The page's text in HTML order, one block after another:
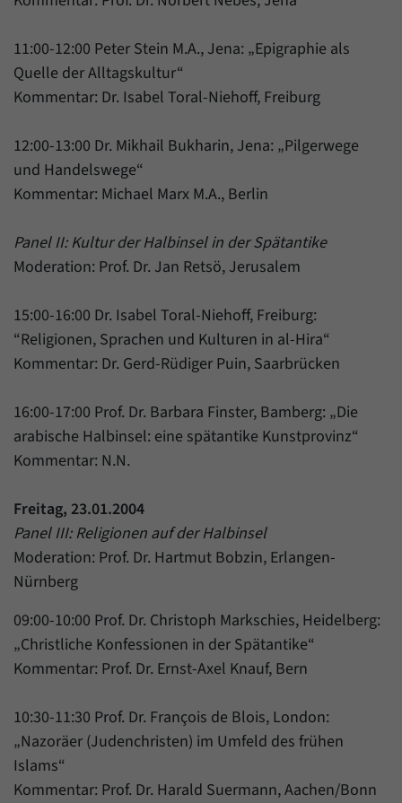
11:00-12:00 Peter Stein M.A., Jena: „Epigraphie als
Quelle der Alltagskultur“
Kommentar: Dr. Isabel Toral-Niehoff, Freiburg
12:00-13:00 Dr. Mikhail Bukharin, Jena: „Pilgerwege
und Handelswege“
Kommentar: Michael Marx M.A., Berlin
Panel II: Kultur der Halbinsel in der Spätantike
Moderation: Prof. Dr. Jan Retsö, Jerusalem
15:00-16:00 Dr. Isabel Toral-Niehoff, Freiburg:
“Religionen, Sprachen und Kulturen in al-Hira“
Kommentar: Dr. Gerd-Rüdiger Puin, Saarbrücken
16:00-17:00 Prof. Dr. Barbara Finster, Bamberg: „Die
arabische Halbinsel: eine spätantike Kunstprovinz“
Kommentar: N.N.
Freitag, 23.01.2004
Panel III: Religionen auf der Halbinsel
Moderation: Prof. Dr. Hartmut Bobzin, Erlangen-
Nürnberg
09:00-10:00 Prof. Dr. Christoph Markschies, Heidelberg:
„Christliche Konfessionen in der Spätantike“
Kommentar: Prof. Dr. Ernst-Axel Knauf, Bern
10:30-11:30 Prof. Dr. François de Blois, London:
„Nazoräer (Judenchristen) im Umfeld des frühen
Islams“
Kommentar: Prof. Dr. Harald Suermann, Aachen/Bonn